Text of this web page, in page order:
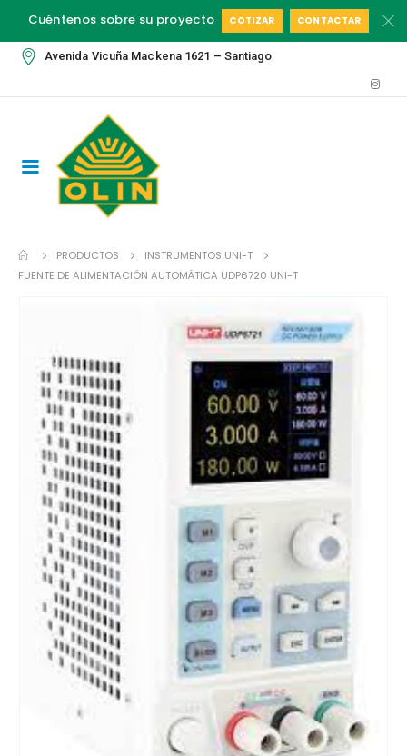
Cuéntenos sobre su proyecto COTIZAR CONTACTAR
Avenida Vicuña Mackena 1621 – Santiago
PRODUCTOS
INSTRUMENTOS UNI-T
FUENTE DE ALIMENTACIÓN AUTOMÁTICA UDP6720 UNI-T